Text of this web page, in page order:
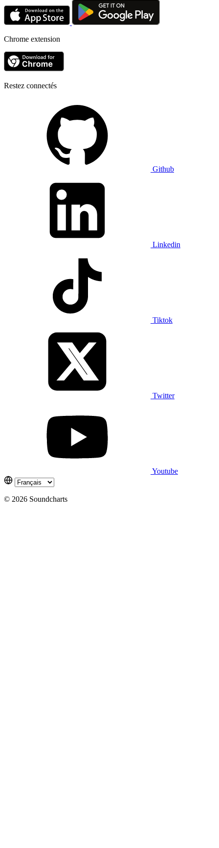
Chrome extension
Restez connectés
Github
Linkedin
Tiktok
Twitter
Youtube
© 2026 Soundcharts